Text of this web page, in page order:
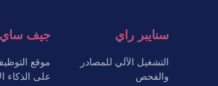
سنايبر راي
التشغيل الآلي للمصادر
والفحص
جيف ساي
موقع
على الذكاء